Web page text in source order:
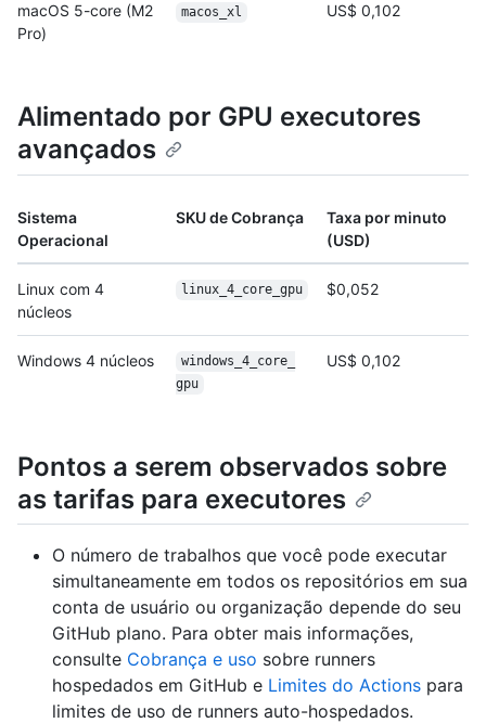
macOS 5-core (M2
Pro)
macos_xl US$ 0,102
Alimentado por GPU executores
avançados
Sistema
Operacional
SKU de Cobrança
Taxa por minuto
(USD)
Linux com 4
núcleos
linux_4_core_gpu $0,052
Windows 4 núcleos
windows_4_core_
gpu
US$ 0,102
Pontos a serem observados sobre
as tarifas para executores
O número de trabalhos que você pode executar
simultaneamente em todos os repositórios em sua
conta de usuário ou organização depende do seu
GitHub plano. Para obter mais informações,
consulte Cobrança e uso sobre runners
hospedados em GitHub e Limites do Actions para
limites de uso de runners auto-hospedados.